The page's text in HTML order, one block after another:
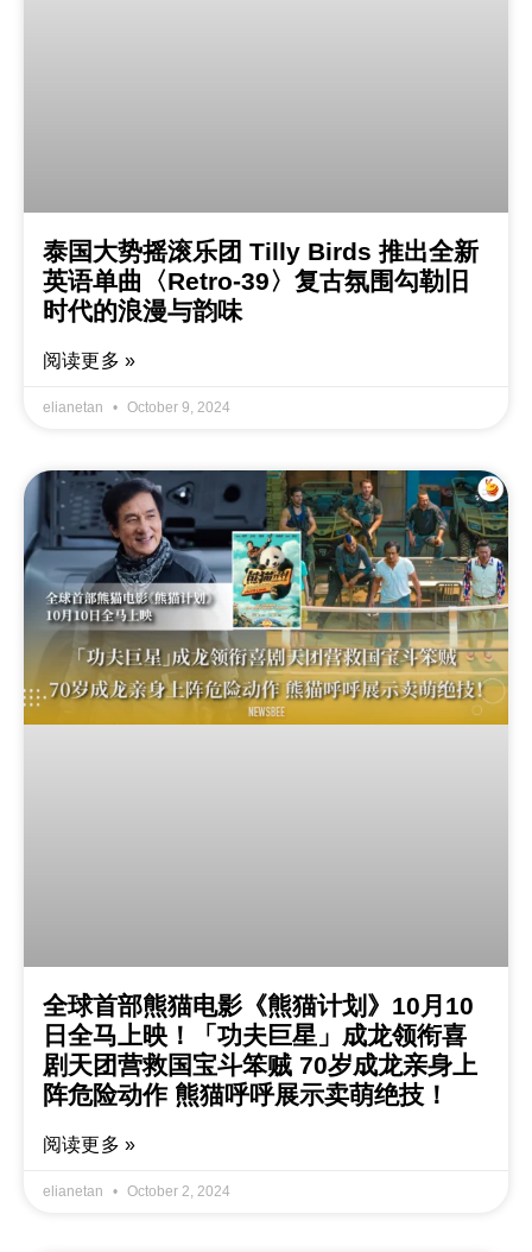
泰国大势摇滚乐团 Tilly Birds 推出全新
英语单曲〈Retro-39〉复古氛围勾勒旧
时代的浪漫与韵味
阅读更多 »
elianetan October 9, 2024
全球首部熊猫电影《熊猫计划》10月10
日全马上映！「功夫巨星」成龙领衔喜
剧天团营救国宝斗笨贼 70岁成龙亲身上
阵危险动作 熊猫呼呼展示卖萌绝技！
阅读更多 »
elianetan October 2, 2024